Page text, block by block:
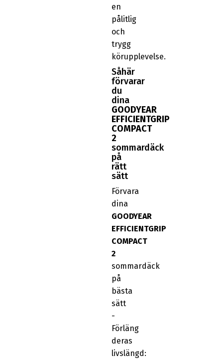
en
pålitlig
och
trygg
körupplevelse.
Såhär
förvarar
du
dina
GOODYEAR
EFFICIENTGRIP
COMPACT
2
sommardäck
på
rätt
sätt
Förvara
dina
GOODYEAR
EFFICIENTGRIP
COMPACT
2
sommardäck
på
bästa
sätt
-
Förläng
deras
livslängd: